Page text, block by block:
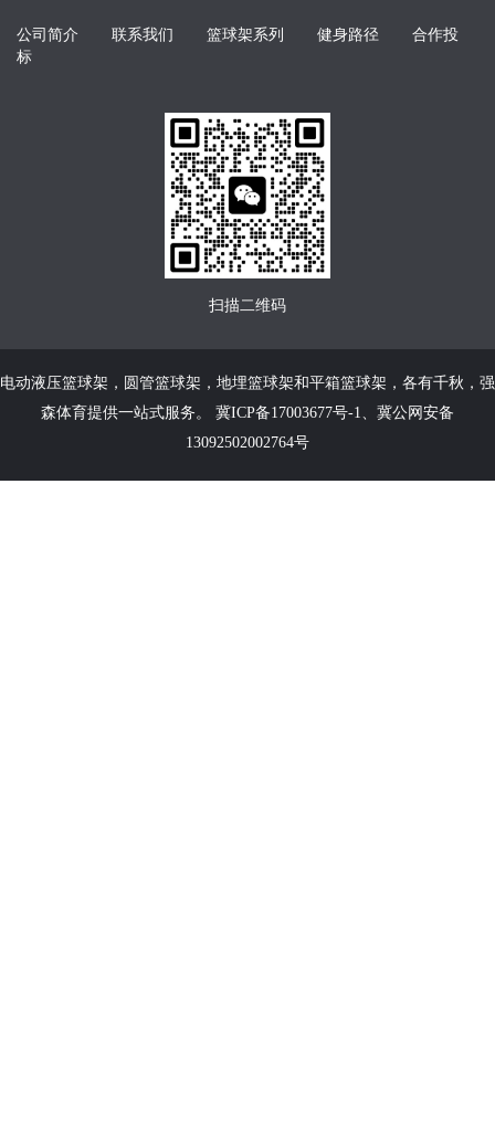
公司简介 联系我们 篮球架系列 健身路径
合作投
标
扫描二维码
电动液压篮球架 ， 圆管篮球架 ， 地埋篮球架和平箱篮球架 ，各有千秋，强
森体育提供一站式服务。 冀ICP备17003677号-1、 冀公网安备
13092502002764号